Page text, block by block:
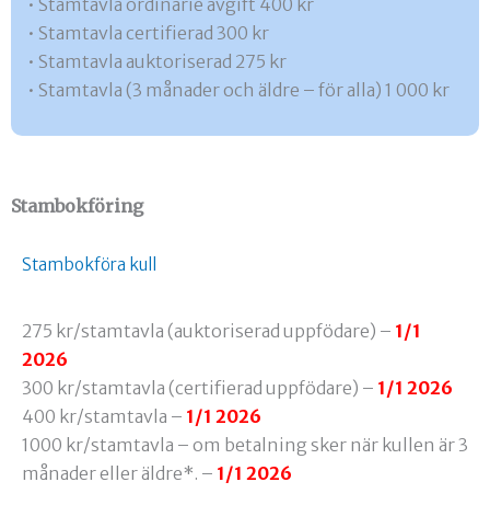
• Stamtavla ordinarie avgift 400 kr
• Stamtavla certifierad 300 kr
• Stamtavla auktoriserad 275 kr
• Stamtavla (3 månader och äldre – för alla) 1 000 kr
Stambokföring
Stambokföra kull
275 kr/stamtavla (auktoriserad uppfödare) – 1/1
2026
300 kr/stamtavla (certifierad uppfödare) – 1/1 2026
400 kr/stamtavla – 1/1 2026
1000 kr/stamtavla – om betalning sker när kullen är 3
månader eller äldre*. – 1/1 2026